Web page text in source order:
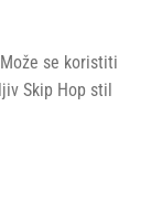
se koristiti
Skip Hop stil